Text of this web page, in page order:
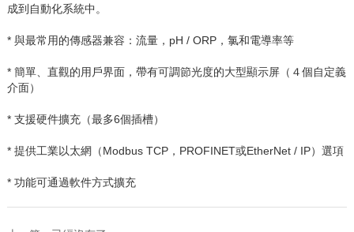
成到自動化系統中。
* 與最常用的傳感器兼容：流量， pH / ORP，氯和電導率等
* 簡單、直觀的用戶界面，帶有可調節光度的大型顯示屏（４個自定義
介面）
* 支援硬件擴充（最多6個插槽）
* 提供工業以太網（Modbus TCP， PROFINET或EtherNet / IP）選項
* 功能可通過軟件方式擴充